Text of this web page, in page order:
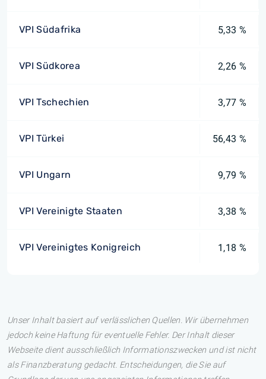
VPI Südafrika 5,33 %
VPI Südkorea 2,26 %
VPI Tschechien 3,77 %
VPI Türkei 56,43 %
VPI Ungarn 9,79 %
VPI Vereinigte Staaten 3,38 %
VPI Vereinigtes Konigreich 1,18 %
Unser Inhalt basiert auf verlässlichen Quellen. Wir übernehmen
jedoch keine Haftung für eventuelle Fehler. Der Inhalt dieser
Webseite dient ausschließlich Informationszwecken und ist nicht
als Finanzberatung gedacht. Entscheidungen, die Sie auf